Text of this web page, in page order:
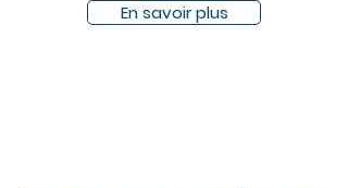
En savoir plus